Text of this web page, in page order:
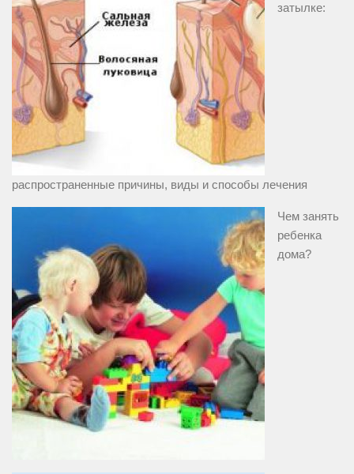
затылке:
распространенные причины, виды и способы лечения
Чем занять
ребенка
дома?